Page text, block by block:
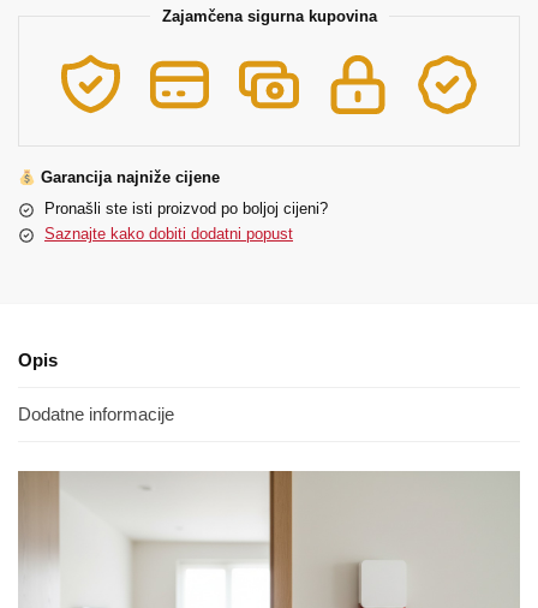
Zajamčena sigurna kupovina
Garancija najniže cijene
Pronašli ste isti proizvod po boljoj cijeni?
Saznajte kako dobiti dodatni popust
Opis
Dodatne informacije